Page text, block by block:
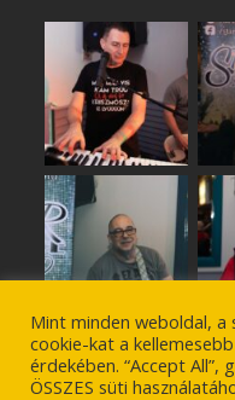
Mint minden weboldal, a
cookie-kat a
érdekében. “Accept
ÖSSZES süti